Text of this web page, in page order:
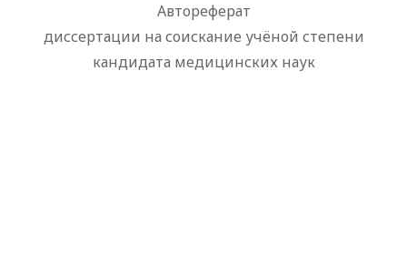
Автореферат
диссертации на соискание учёной степени
кандидата медицинских наук